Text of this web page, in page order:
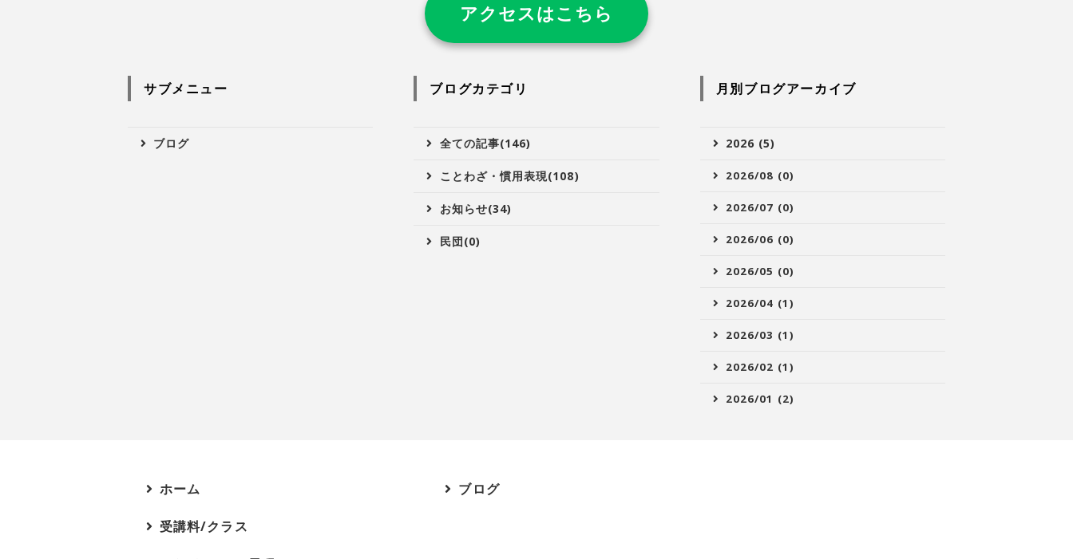
アクセスはこちら
サブメニュー
ブログ
ブログカテゴリ
全ての記事(146)
ことわざ・慣用表現(108)
お知らせ(34)
民団(0)
月別ブログアーカイブ
2026 (5)
2026/08 (0)
2026/07 (0)
2026/06 (0)
2026/05 (0)
2026/04 (1)
2026/03 (1)
2026/02 (1)
2026/01 (2)
ホーム
受講料/クラス
ブログ